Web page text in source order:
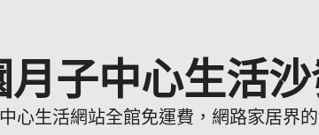
月子中心生活
心生活網站全館免運費，網路家居界